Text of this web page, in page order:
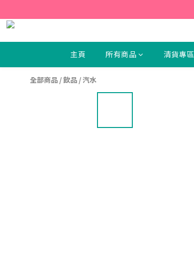
主頁 所有商品 清貨專區
全部商品 /飲品 /汽水